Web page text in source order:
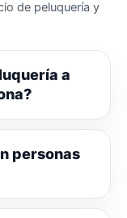
de peluquería y
a
personas